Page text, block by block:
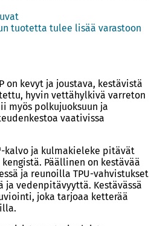
tuotetta tulee lisää varastoon
on kevyt ja joustava, kestävistä
hyvin vettähylkivä varreton
myös polkujuoksuun ja
vaativissa
kalvo ja kulmakieleke pitävät
Päällinen on kestävää
ja reunoilla TPU-vahvistukset
ja vedenpitävyyttä. Kestävässä
joka tarjoaa ketterää